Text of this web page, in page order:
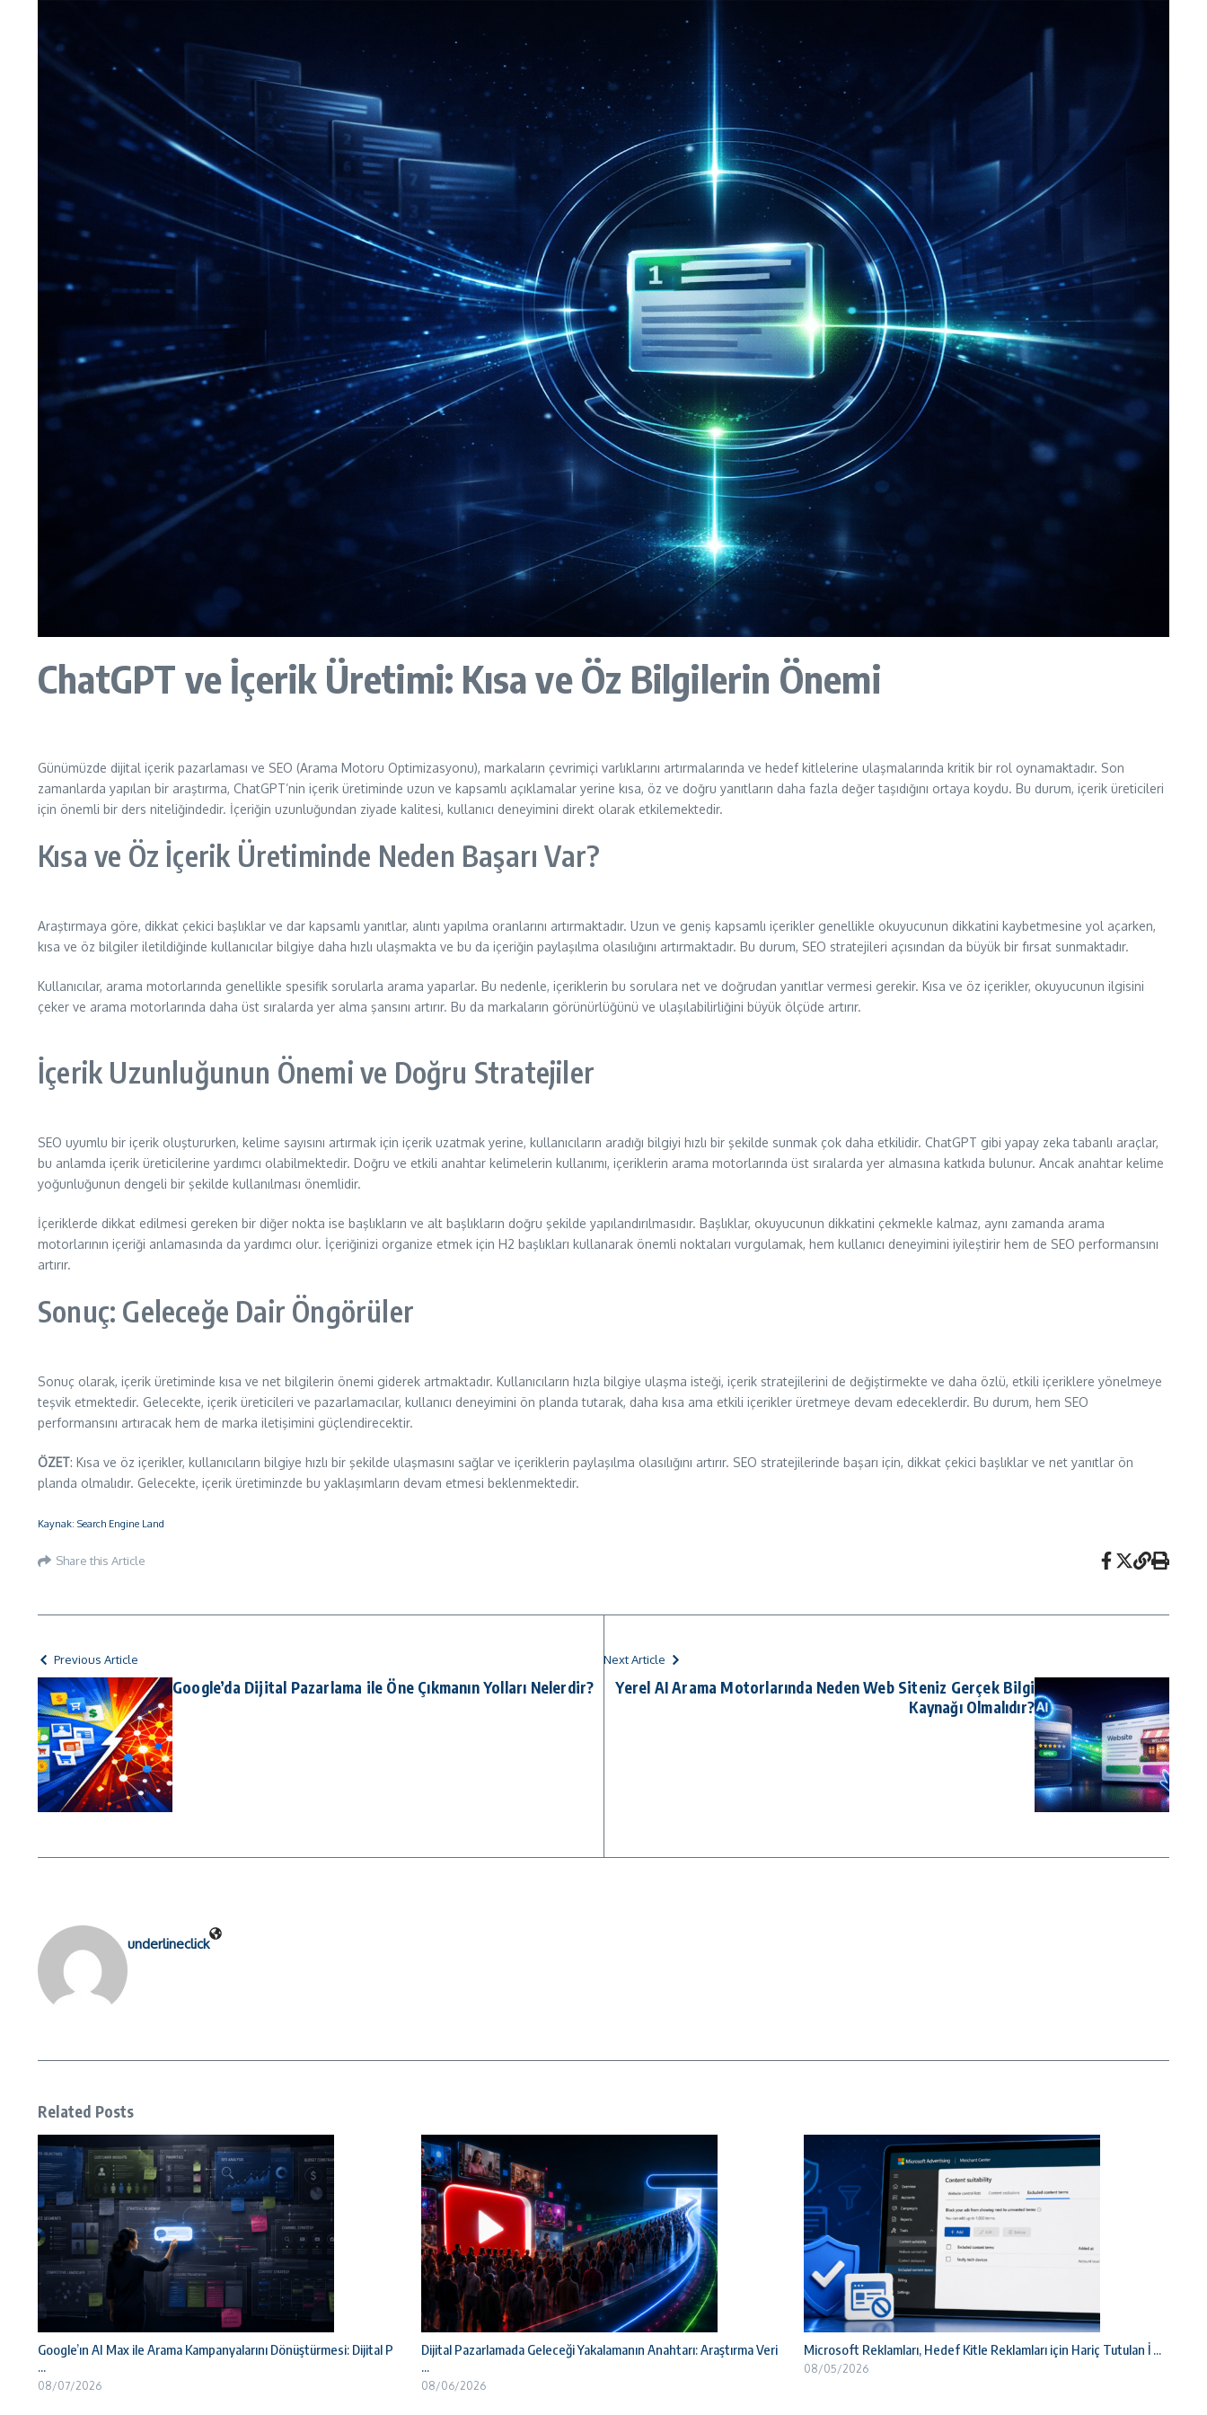
ChatGPT ve İçerik Üretimi: Kısa ve Öz Bilgilerin Önemi
Günümüzde dijital içerik pazarlaması ve SEO (Arama Motoru Optimizasyonu), markaların çevrimiçi varlıklarını artırmalarında ve hedef kitlelerine ulaşmalarında kritik bir rol oynamaktadır. Son
zamanlarda yapılan bir araştırma, ChatGPT’nin içerik üretiminde uzun ve kapsamlı açıklamalar yerine kısa, öz ve doğru yanıtların daha fazla değer taşıdığını ortaya koydu. Bu durum, içerik üreticileri
için önemli bir ders niteliğindedir. İçeriğin uzunluğundan ziyade kalitesi, kullanıcı deneyimini direkt olarak etkilemektedir.
Kısa ve Öz İçerik Üretiminde Neden Başarı Var?
Araştırmaya göre, dikkat çekici başlıklar ve dar kapsamlı yanıtlar, alıntı yapılma oranlarını artırmaktadır. Uzun ve geniş kapsamlı içerikler genellikle okuyucunun dikkatini kaybetmesine yol açarken,
kısa ve öz bilgiler iletildiğinde kullanıcılar bilgiye daha hızlı ulaşmakta ve bu da içeriğin paylaşılma olasılığını artırmaktadır. Bu durum, SEO stratejileri açısından da büyük bir fırsat sunmaktadır.
Kullanıcılar, arama motorlarında genellikle spesifik sorularla arama yaparlar. Bu nedenle, içeriklerin bu sorulara net ve doğrudan yanıtlar vermesi gerekir. Kısa ve öz içerikler, okuyucunun ilgisini
çeker ve arama motorlarında daha üst sıralarda yer alma şansını artırır. Bu da markaların görünürlüğünü ve ulaşılabilirliğini büyük ölçüde artırır.
İçerik Uzunluğunun Önemi ve Doğru Stratejiler
SEO uyumlu bir içerik oluştururken, kelime sayısını artırmak için içerik uzatmak yerine, kullanıcıların aradığı bilgiyi hızlı bir şekilde sunmak çok daha etkilidir. ChatGPT gibi yapay zeka tabanlı araçlar,
bu anlamda içerik üreticilerine yardımcı olabilmektedir. Doğru ve etkili anahtar kelimelerin kullanımı, içeriklerin arama motorlarında üst sıralarda yer almasına katkıda bulunur. Ancak anahtar kelime
yoğunluğunun dengeli bir şekilde kullanılması önemlidir.
İçeriklerde dikkat edilmesi gereken bir diğer nokta ise başlıkların ve alt başlıkların doğru şekilde yapılandırılmasıdır. Başlıklar, okuyucunun dikkatini çekmekle kalmaz, aynı zamanda arama
motorlarının içeriği anlamasında da yardımcı olur. İçeriğinizi organize etmek için H2 başlıkları kullanarak önemli noktaları vurgulamak, hem kullanıcı deneyimini iyileştirir hem de SEO performansını
artırır.
Sonuç: Geleceğe Dair Öngörüler
Sonuç olarak, içerik üretiminde kısa ve net bilgilerin önemi giderek artmaktadır. Kullanıcıların hızla bilgiye ulaşma isteği, içerik stratejilerini de değiştirmekte ve daha özlü, etkili içeriklere yönelmeye
teşvik etmektedir. Gelecekte, içerik üreticileri ve pazarlamacılar, kullanıcı deneyimini ön planda tutarak, daha kısa ama etkili içerikler üretmeye devam edeceklerdir. Bu durum, hem SEO
performansını artıracak hem de marka iletişimini güçlendirecektir.
ÖZET: Kısa ve öz içerikler, kullanıcıların bilgiye hızlı bir şekilde ulaşmasını sağlar ve içeriklerin paylaşılma olasılığını artırır. SEO stratejilerinde başarı için, dikkat çekici başlıklar ve net yanıtlar ön
planda olmalıdır. Gelecekte, içerik üretiminzde bu yaklaşımların devam etmesi beklenmektedir.
Kaynak: Search Engine Land
Share this Article
Previous Article
Google’da Dijital Pazarlama ile Öne Çıkmanın Yolları Nelerdir?
Next Article
Yerel AI Arama Motorlarında Neden Web Siteniz Gerçek Bilgi
Kaynağı Olmalıdır?
underlineclick
Related Posts
Google’ın AI Max ile Arama Kampanyalarını Dönüştürmesi: Dijital P
...
08/07/2026
Dijital Pazarlamada Geleceği Yakalamanın Anahtarı: Araştırma Veri
...
08/06/2026
Microsoft Reklamları, Hedef Kitle Reklamları için Hariç Tutulan İ ...
08/05/2026